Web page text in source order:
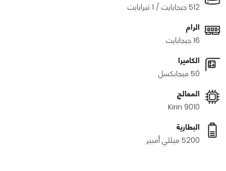
512 جيجابايت / 1 تيرابايت
الرام
16 جيجابايت
الكاميرا
50 ميجابكسل
المعالج
Kirin 9010
البطارية
5200 ميللي أمبير